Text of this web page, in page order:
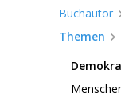
Buchautor
Themen